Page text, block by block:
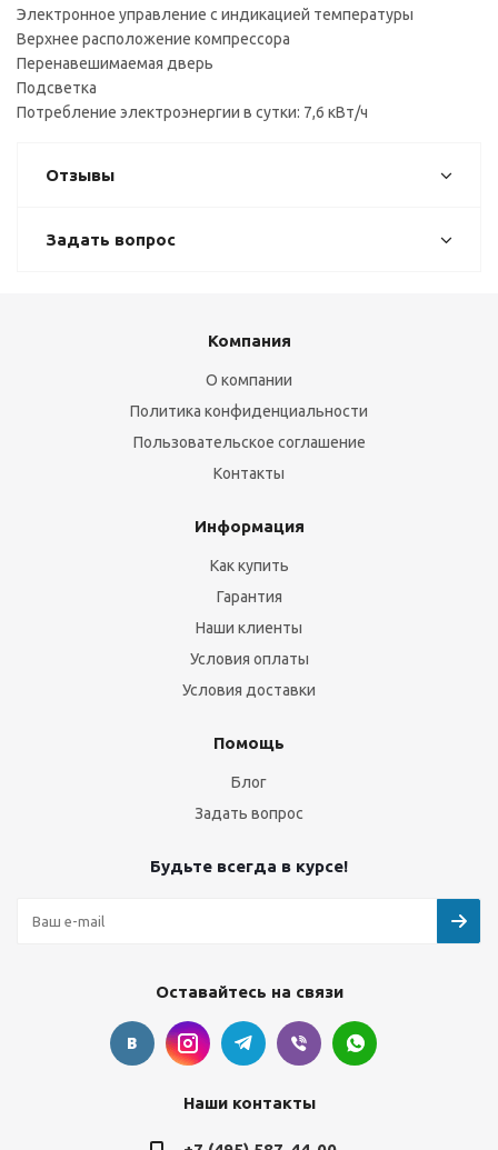
Электронное управление с индикацией температуры
Верхнее расположение компрессора
Перенавешимаемая дверь
Подсветка
Потребление электроэнергии в сутки: 7,6 кВт/ч
Отзывы
Задать вопрос
Компания
О компании
Политика конфиденциальности
Пользовательское соглашение
Контакты
Информация
Как купить
Гарантия
Наши клиенты
Условия оплаты
Условия доставки
Помощь
Блог
Задать вопрос
Будьте всегда в курсе!
Оставайтесь на связи
Наши контакты